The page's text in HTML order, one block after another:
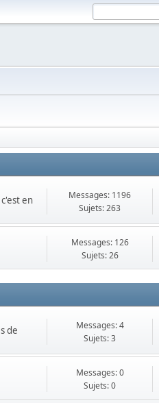
en
Messages: 1196
Sujets: 263
Messages: 126
Sujets: 26
de
Messages: 4
Sujets: 3
Messages: 0
Sujets: 0